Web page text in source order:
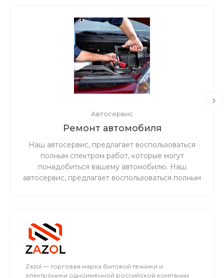
Автосервис
Ремонт автомобиля
Наш автосервис, предлагает воспользоваться
полным спектром работ, которые могут
понадобиться вашему автомобилю. Наш
автосервис, предлагает воспользоваться полным
Zazol — торговая марка бытовой техники и
электроники одноимённой российской компании.